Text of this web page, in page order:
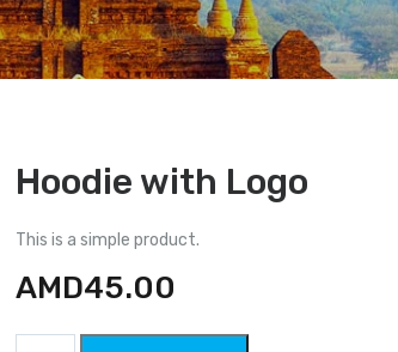
Hoodie with Logo
This is a simple product.
AMD45.00